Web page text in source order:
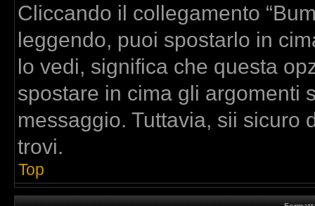
Cliccando il collegamento
leggendo, puoi spostarlo in
lo vedi, significa che questa
spostare in cima gli argomenti
messaggio. Tuttavia, sii sicuro
trovi.
Top